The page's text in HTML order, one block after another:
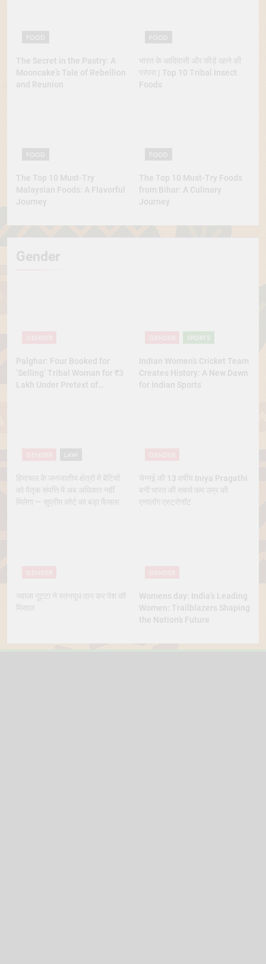
The Secret in the Pastry: A
Mooncake’s Tale of Rebellion
and Reunion
भारत के आदिवासी और कीड़े खाने की
परंपरा | Top 10 Tribal Insect
Foods
The Top 10 Must-Try
Malaysian Foods: A Flavorful
Journey
The Top 10 Must-Try Foods
from Bihar: A Culinary
Journey
Gender
Palghar: Four Booked for
‘Selling’ Tribal Woman for ₹3
Lakh Under Pretext of
SPORTS
Indian Women’s Cricket Team
Creates History: A New Dawn
for Indian Sports
हिमाचल के जनजातीय क्षेत्रों में बेटियों
को पैतृक संपत्ति में अब अधिकार नहीं
मिलेगा — सुप्रीम कोर्ट का बड़ा फैसला
चेन्नई की 13 वर्षीय Iniya Pragathi
बनीं भारत की सबसे कम उम्र की
एनालॉग एस्ट्रोनॉट
ज्वाला गुट्टा ने स्तनदूध दान कर पेश की
मिसाल
Womens day: India’s Leading
Women: Trailblazers Shaping
the Nation’s Future